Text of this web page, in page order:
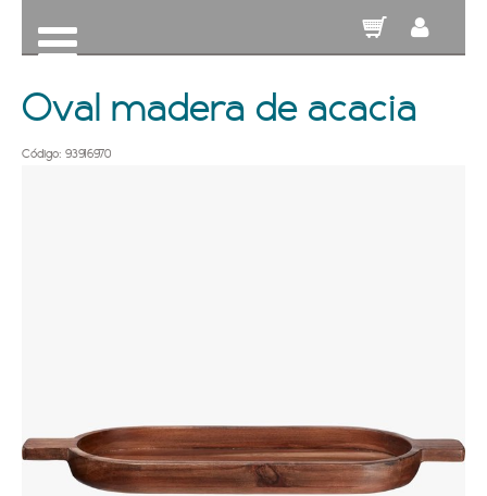
Oval madera de acacia
Código: 93916970